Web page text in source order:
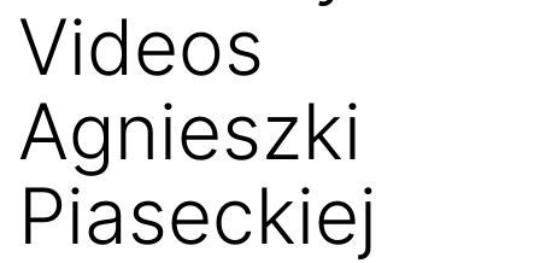
Videos
Agnieszki
Piaseckiej